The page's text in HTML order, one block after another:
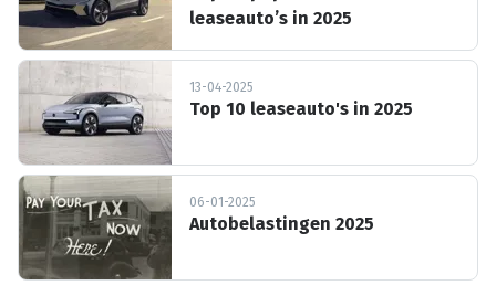
leaseauto’s in 2025
13-04-2025
Top 10 leaseauto's in 2025
06-01-2025
Autobelastingen 2025